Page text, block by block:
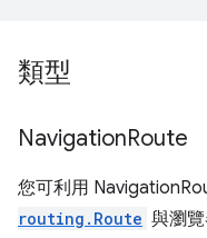
類型
NavigationRoute
您可利用
routing.Route 與瀏